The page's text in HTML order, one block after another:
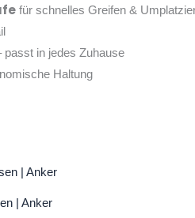
für schnelles Greifen &
passt in jedes Zuhause
Haltung
| Anker